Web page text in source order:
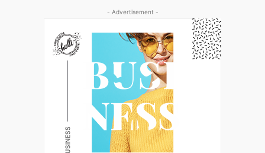
- Advertisement -